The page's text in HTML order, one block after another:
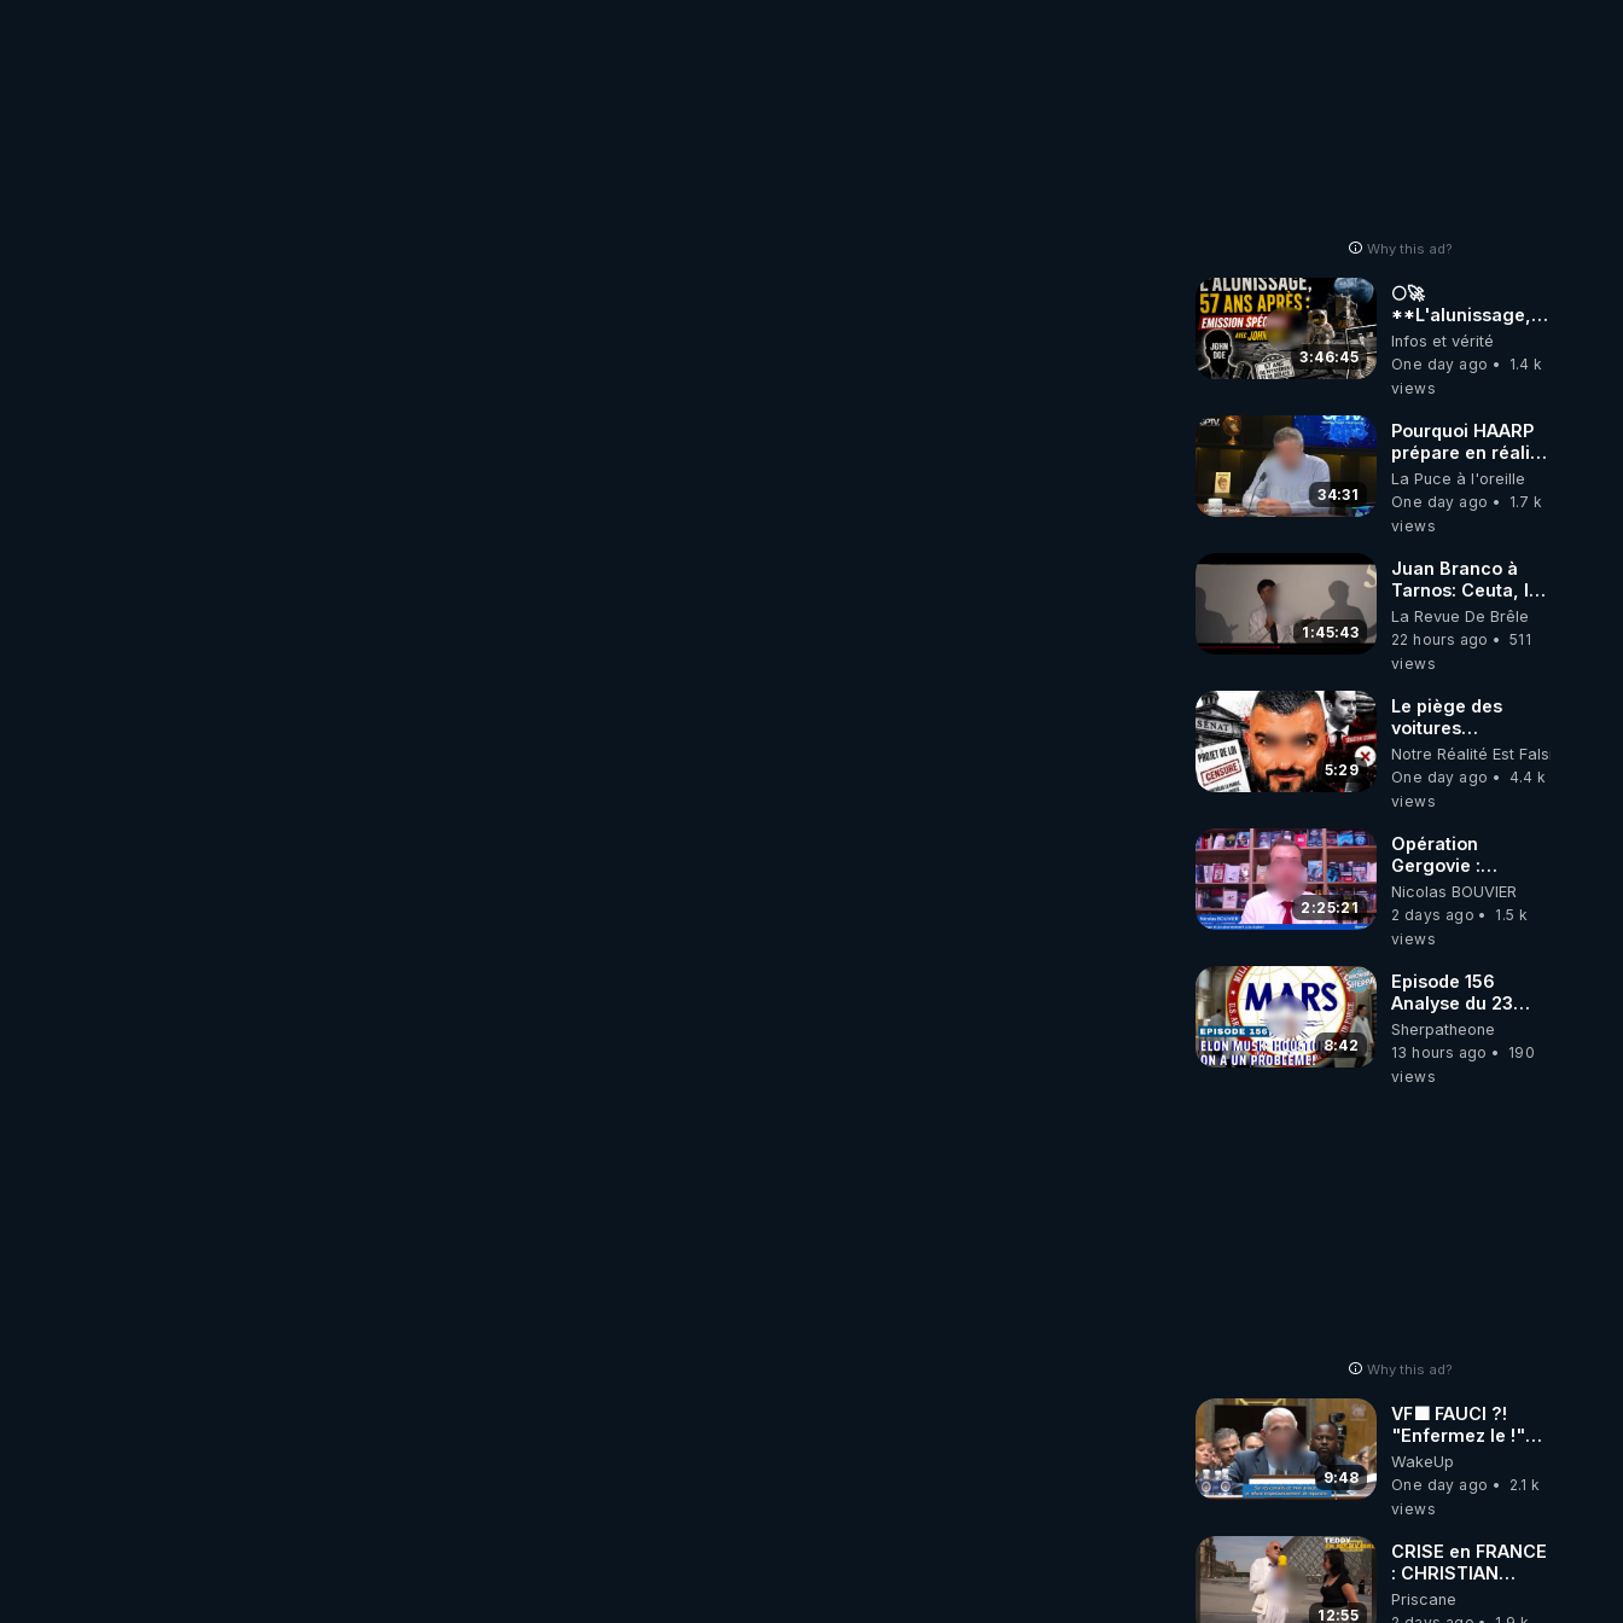
Why this ad?
3:46:45
🌕🚀
**L'alunissage,
57 ans après :
Émission spéciale
avec John Doe
Infos et vérité
One day ago
1.4 k
views
34:31
Pourquoi HAARP
prépare en réalité
un CHAOS
climatique, on
répond
La Puce à l'oreille
One day ago
1.7 k
views
1:45:43
Juan Branco à
Tarnos: Ceuta, le
narcotrafic et le
pouvoir en France
La Revue De Brêle
22 hours ago
511
views
5:29
Le piège des
voitures
électriques se
referme sur les
usagers !
Notre Réalité Est Falsifiée Et
One day ago
4.4 k
views
2:25:21
Opération
Gergovie :
‪@38resistancegauloise‬
‪@MarionSigautOfficiel‬
‪@gladysriifard5710‬
Nicolas BOUVIER
2 days ago
1.5 k
views
8:42
Episode 156
Analyse du 23
février 2025 Elon
Musk : Houston ,
on a un problème
Sherpatheone
13 hours ago
190
views
Why this ad?
9:48
VF🟩 FAUCI ?!
"Enfermez le !"
(Lock him up!) -
Quartz Traduction
WakeUp
One day ago
2.1 k
views
12:55
CRISE en FRANCE
: CHRISTIAN
COTTEN FAIT une
étrange
Priscane